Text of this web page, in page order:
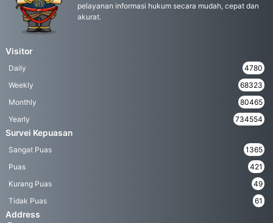
pelayanan informasi hukum secara mudah, cepat dan
akurat.
Visitor
Daily
4780
Weekly
68323
Monthly
80465
Yearly
734554
Survei Kepuasan
Sangat Puas
1365
Puas
421
Kurang Puas
49
Tidak Puas
61
Address